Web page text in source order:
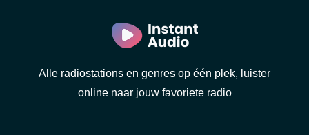
Alle radiostations en genres op één plek, luister
online naar jouw favoriete radio